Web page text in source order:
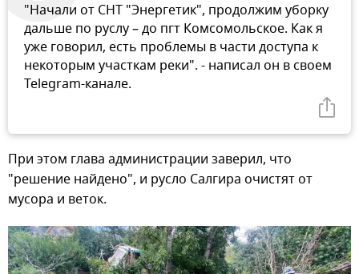
"Начали от СНТ "Энергетик", продолжим уборку
дальше по руслу – до пгт Комсомольское. Как я
уже говорил, есть проблемы в части доступа к
некоторым участкам реки". - написал он в своем
Telegram-канале.
При этом глава администрации заверил, что
"решение найдено", и русло Салгира очистят от
мусора и веток.